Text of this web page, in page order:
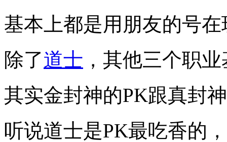
基本上都是用朋友的号在
除了道士 ，其他三个职
其实金封神的PK跟真封
听说道士是PK最吃香的